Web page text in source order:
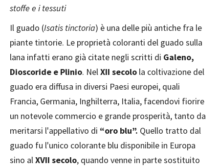
stoffe e i tessuti
Il guado (Isatis tinctoria) è una delle più antiche fra le
piante tintorie. Le proprietà coloranti del guado sulla
lana infatti erano già citate negli scritti di Galeno,
Dioscoride e Plinio. Nel XII secolo la coltivazione del
guado era diffusa in diversi Paesi europei, quali
Francia, Germania, Inghilterra, Italia, facendovi fiorire
un notevole commercio e grande prosperità, tanto da
meritarsi l'appellativo di “oro blu”. Quello tratto dal
guado fu l'unico colorante blu disponibile in Europa
sino al XVII secolo, quando venne in parte sostituito